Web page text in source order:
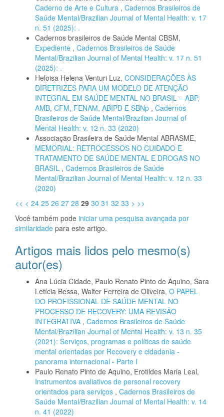
Caderno de Arte e Cultura , Cadernos Brasileiros de
Saúde Mental/Brazilian Journal of Mental Health: v. 17
n. 51 (2025): .
Cadernos brasileiros de Saúde Mental CBSM,
Expediente , Cadernos Brasileiros de Saúde
Mental/Brazilian Journal of Mental Health: v. 17 n. 51
(2025): .
Heloisa Helena Venturi Luz, CONSIDERAÇÕES ÀS
DIRETRIZES PARA UM MODELO DE ATENÇÃO
INTEGRAL EM SAÚDE MENTAL NO BRASIL – ABP,
AMB, CFM, FENAM, ABIPD E SBNp , Cadernos
Brasileiros de Saúde Mental/Brazilian Journal of
Mental Health: v. 12 n. 33 (2020)
Associação Brasileira de Saúde Mental ABRASME,
MEMORIAL: RETROCESSOS NO CUIDADO E
TRATAMENTO DE SAÚDE MENTAL E DROGAS NO
BRASIL , Cadernos Brasileiros de Saúde
Mental/Brazilian Journal of Mental Health: v. 12 n. 33
(2020)
<< < 24 25 26 27 28 29 30 31 32 33 > >>
Você também pode iniciar uma pesquisa avançada por
similaridade para este artigo.
Artigos mais lidos pelo mesmo(s)
autor(es)
Ana Lúcia Cidade, Paulo Renato Pinto de Aquino, Sara
Letícia Bessa, Walter Ferreira de Oliveira, O PAPEL
DO PROFISSIONAL DE SAÚDE MENTAL NO
PROCESSO DE RECOVERY: UMA REVISÃO
INTEGRATIVA , Cadernos Brasileiros de Saúde
Mental/Brazilian Journal of Mental Health: v. 13 n. 35
(2021): Serviços, programas e políticas de saúde
mental orientadas por Recovery e cidadania -
panorama internacional - Parte I
Paulo Renato Pinto de Aquino, Erotildes Maria Leal,
Instrumentos avaliativos de personal recovery
orientados para serviços , Cadernos Brasileiros de
Saúde Mental/Brazilian Journal of Mental Health: v. 14
n. 41 (2022)